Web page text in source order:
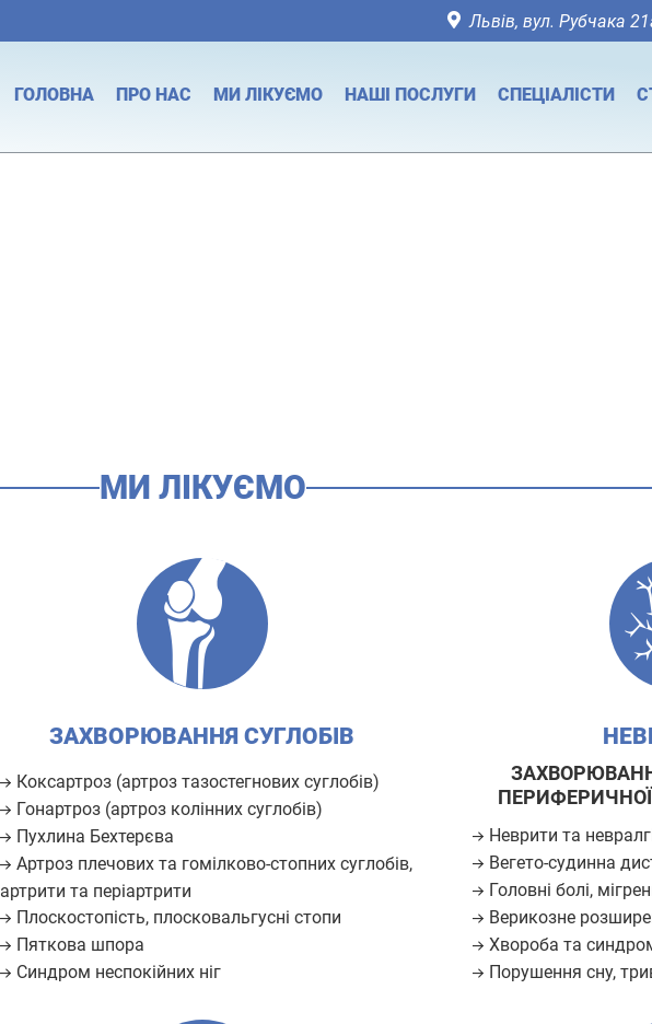
Львів, вул. Рубчака
ГОЛОВНА ПРО НАС МИ ЛІКУЄМО НАШІ ПОСЛУГИ СПЕЦІАЛІСТИ
МИ ЛІКУЄМО
ЗАХВОРЮВАННЯ СУГЛОБІВ
Коксартроз (артроз тазостегнових суглобів)
Гонартроз (артроз колінних суглобів)
Пухлина Бехтерєва
Артроз плечових та гомілково-стопних суглобів,
артрити та періартрити
Плоскостопість, плосковальгусні стопи
Пяткова шпора
Синдром неспокійних ніг
Неврити та
Вегето-судинна
Головні болі,
Верикозне
Хвороба та
Порушення сну,